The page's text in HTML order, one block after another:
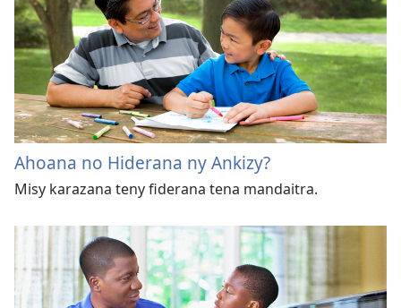
Ahoana no Hiderana ny Ankizy?
Misy karazana teny fiderana tena mandaitra.